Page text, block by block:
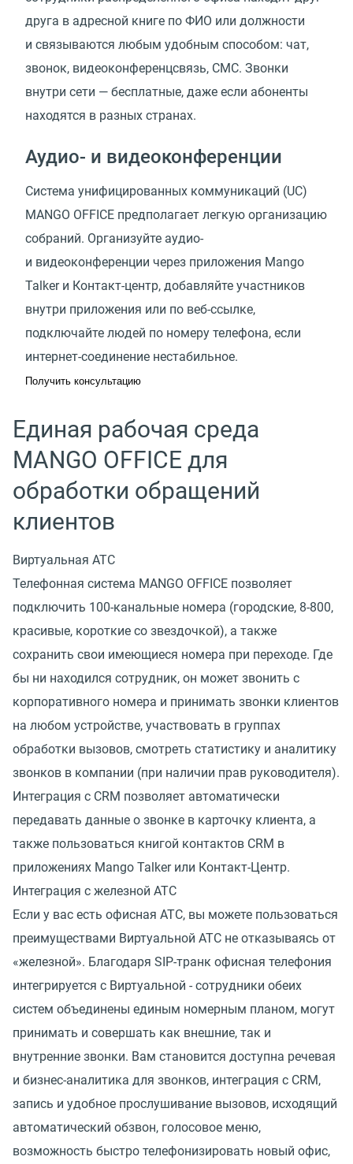
друга в адресной книге по ФИО или должности
и связываются любым удобным способом: чат,
звонок, видеоконференцсвязь, СМС. Звонки
внутри сети — бесплатные, даже если абоненты
находятся в разных странах.
Аудио- и видеоконференции
Система унифицированных коммуникаций (UC)
MANGO OFFICE предполагает легкую организацию
собраний. Организуйте аудио-
и видеоконференции через приложения Mango
Talker и Контакт-центр, добавляйте участников
внутри приложения или по веб-ссылке,
подключайте людей по номеру телефона, если
интернет-соединение нестабильное.
Получить консультацию
Единая рабочая среда
MANGO OFFICE для
обработки обращений
клиентов
Виртуальная АТС
Телефонная система MANGO OFFICE позволяет
подключить 100-канальные номера (городские, 8-800,
красивые, короткие со звездочкой), а также
сохранить свои имеющиеся номера при переходе. Где
бы ни находился сотрудник, он может звонить с
корпоративного номера и принимать звонки клиентов
на любом устройстве, участвовать в группах
обработки вызовов, смотреть статистику и аналитику
звонков в компании (при наличии прав руководителя).
Интеграция с CRM позволяет автоматически
передавать данные о звонке в карточку клиента, а
также пользоваться книгой контактов CRM в
приложениях Mango Talker или Контакт-Центр.
Интеграция с железной АТС
Если у вас есть офисная АТС, вы можете пользоваться
преимуществами Виртуальной АТС не отказываясь от
«железной». Благодаря SIP-транк офисная телефония
интегрируется с Виртуальной - сотрудники обеих
систем объединены единым номерным планом, могут
принимать и совершать как внешние, так и
внутренние звонки. Вам становится доступна речевая
и бизнес-аналитика для звонков, интеграция с CRM,
запись и удобное прослушивание вызовов, исходящий
автоматический обзвон, голосовое меню,
возможность быстро телефонизировать новый офис,